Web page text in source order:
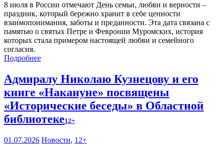
8 июля в России отмечают День семьи, любви и верности –
праздник, который бережно хранит в себе ценности
взаимопонимания, заботы и преданности. Эта дата связана с
памятью о святых Петре и Февронии Муромских, история
которых стала примером настоящей любви и семейного
согласия.
Подробнее
Адмиралу Николаю Кузнецову и его
книге «Накануне» посвящены
«Исторические беседы» в Областной
библиотеке12+
01.07.2026 Новости, 12+